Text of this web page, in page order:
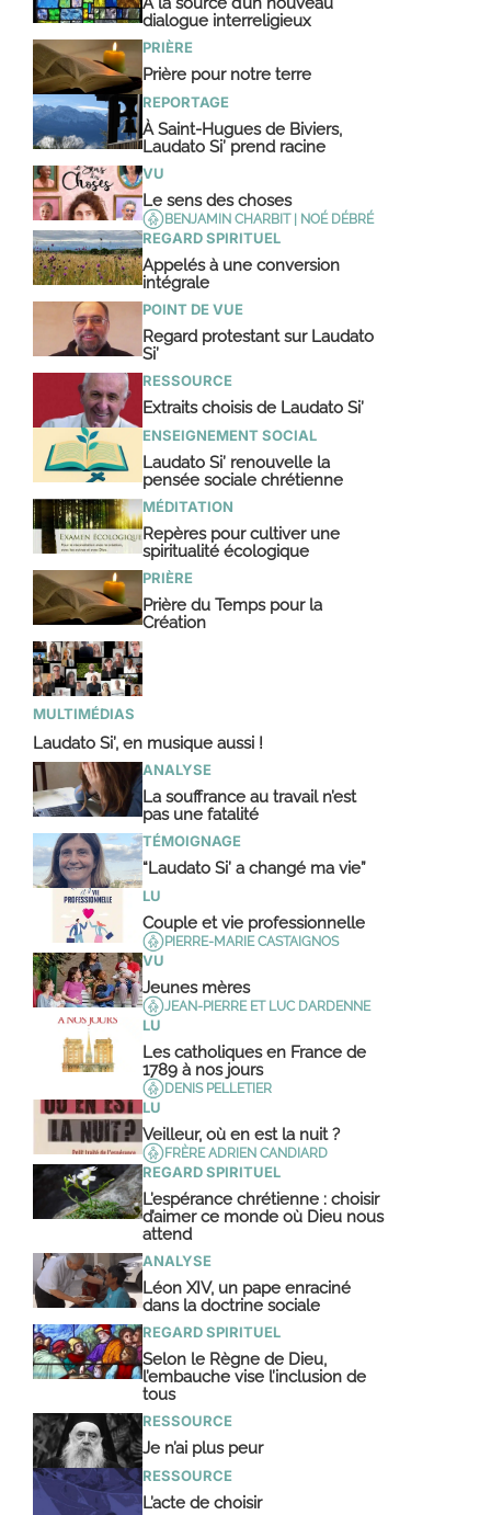
dialogue interreligieux
PRIÈRE
Prière pour notre terre
REPORTAGE
À Saint-Hugues de Biviers,
Laudato Si’ prend racine
VU
Le sens des choses
BENJAMIN CHARBIT | NOÉ DÉBRÉ
REGARD SPIRITUEL
Appelés à une conversion
intégrale
POINT DE VUE
Regard protestant sur Laudato
Si’
RESSOURCE
Extraits choisis de Laudato Si’
ENSEIGNEMENT SOCIAL
Laudato Si’ renouvelle la
pensée sociale chrétienne
MÉDITATION
Repères pour cultiver une
spiritualité écologique
PRIÈRE
Prière du Temps pour la
Création
MULTIMÉDIAS
Laudato Si’, en musique aussi !
ANALYSE
La souffrance au travail n’est
pas une fatalité
TÉMOIGNAGE
“Laudato Si’ a changé ma vie”
LU
Couple et vie professionnelle
PIERRE-MARIE CASTAIGNOS
VU
Jeunes mères
JEAN-PIERRE ET LUC DARDENNE
LU
Les catholiques en France de
1789 à nos jours
DENIS PELLETIER
LU
Veilleur, où en est la nuit ?
FRÈRE ADRIEN CANDIARD
REGARD SPIRITUEL
L’espérance chrétienne : choisir
d’aimer ce monde où Dieu nous
attend
ANALYSE
Léon XIV, un pape enraciné
dans la doctrine sociale
REGARD SPIRITUEL
Selon le Règne de Dieu,
l’embauche vise l’inclusion de
tous
RESSOURCE
Je n’ai plus peur
RESSOURCE
L’acte de choisir